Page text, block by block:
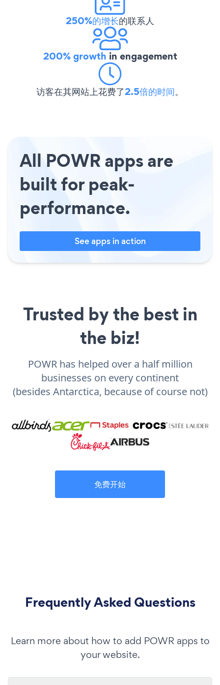
250%的增长的联系人
200% growth in engagement
访客在其网站上花费了2.5倍的时间。
All POWR apps are
built for peak-
performance.
See apps in action
Trusted by the best in
the biz!
POWR has helped over a half million
businesses on every continent
(besides Antarctica, because of course not)
免费开始
Frequently Asked Questions
Learn more about how to add POWR apps to
your website.